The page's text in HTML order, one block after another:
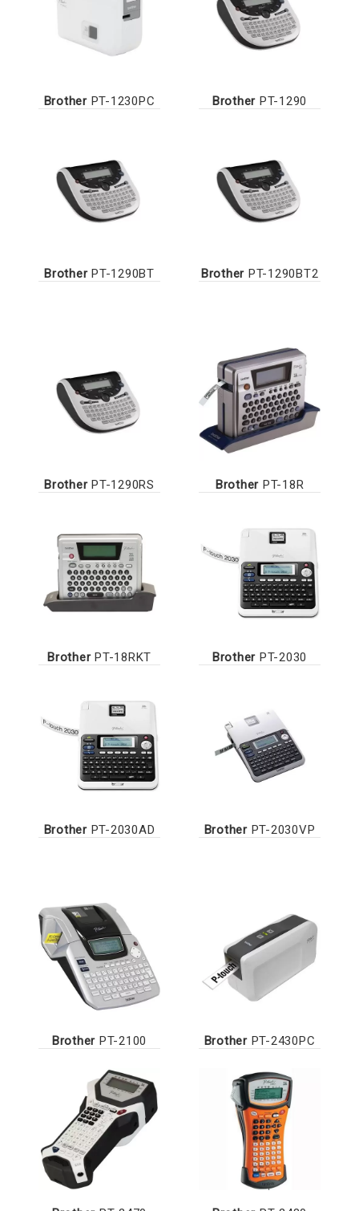
BrotherPT-1230PC Brother PT-1290
BrotherPT-1290BT Brother PT-1290BT2
BrotherPT-1290RS Brother PT-18R
BrotherPT-18RKT Brother PT-2030
BrotherPT-2030AD BrotherPT-2030VP
Brother PT-2100 BrotherPT-2430PC